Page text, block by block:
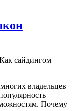
сайдингом
владельцев
Почему